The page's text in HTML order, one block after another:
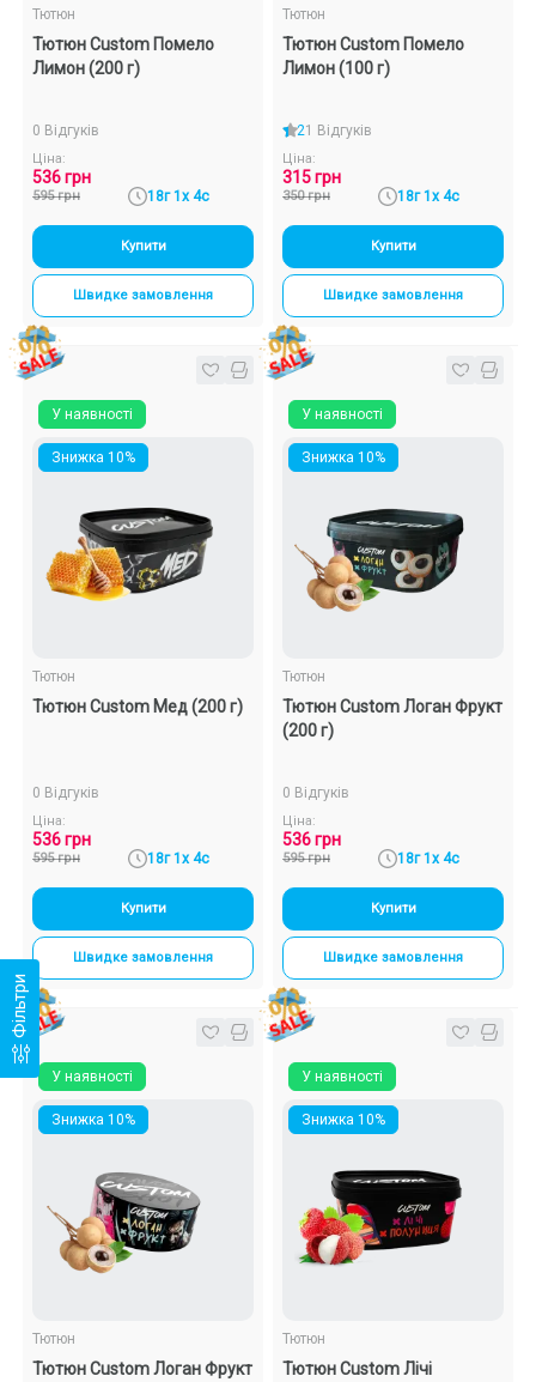
Тютюн
Тютюн Custom Помело
Лимон (200 г)
0 Відгуків
Ціна:
536 грн
595 грн 18г 1х 4с
Купити
Швидке замовлення
Тютюн
Тютюн Custom Помело
Лимон (100 г)
21 Відгуків
Ціна:
315 грн
350 грн 18г 1х 4с
Купити
Швидке замовлення
У наявності
Знижка 10%
Тютюн
Тютюн Custom Мед (200 г)
0 Відгуків
Ціна:
536 грн
595 грн 18г 1х 4с
Купити
Швидке замовлення
У наявності
Знижка 10%
Тютюн
Тютюн Custom Логан Фрукт
(200 г)
0 Відгуків
Ціна:
536 грн
595 грн 18г 1х 4с
Купити
Швидке замовлення
У наявності
Знижка 10%
Тютюн
Тютюн Custom Логан Фрукт
У наявності
Знижка 10%
Тютюн
Тютюн Custom Лічі
Фільтри